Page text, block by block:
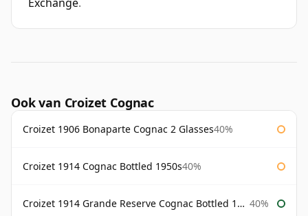
Ook van Croizet Cognac
Croizet 1906 Bonaparte Cognac 2 Glasses40%
Croizet 1914 Cognac Bottled 1950s40%
Croizet 1914 Grande Reserve Cognac Bottled 1950s 40%